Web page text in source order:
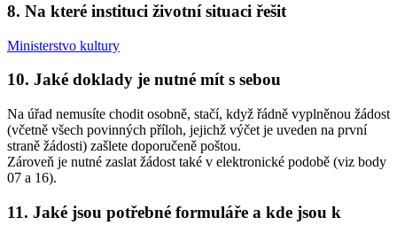
8. Na které instituci životní situaci řešit
Ministerstvo kultury
10. Jaké doklady je nutné mít s sebou
Na úřad nemusíte chodit osobně, stačí, když řádně vyplněnou žádost
(včetně všech povinných příloh, jejichž výčet je uveden na první
straně žádosti) zašlete doporučeně poštou.
Zároveň je nutné zaslat žádost také v elektronické podobě (viz body
07 a 16).
11. Jaké jsou potřebné formuláře a kde jsou k